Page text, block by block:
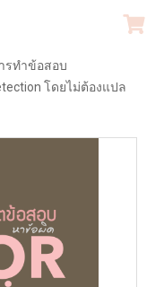
รทำข้อสอบ
โดยไม่ต้องแปล